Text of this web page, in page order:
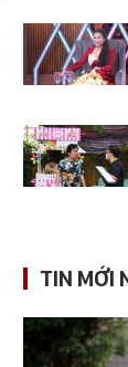
TIN MỚI